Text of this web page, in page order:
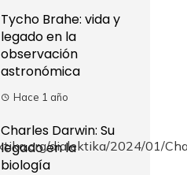
Tycho Brahe: vida y
legado en la
observación
astronómica
Hace 1 año
Charles Darwin: Su
legado en la
biología